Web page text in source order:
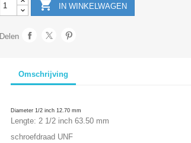
 IN WINKELWAGEN
Delen
Omschrijving
Diameter 1/2 inch 12.70 mm
Lengte: 2 1/2 inch 63.50 mm
schroefdraad UNF